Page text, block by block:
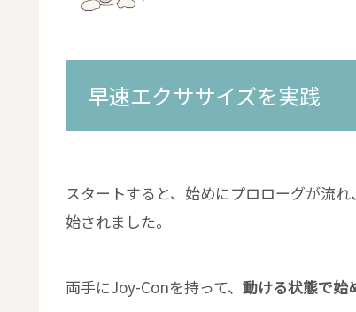
早速エクササイズを実践
スタートすると、始めにプロローグが流
始されました。
両手にJoy-Conを持って、 動ける状態で始